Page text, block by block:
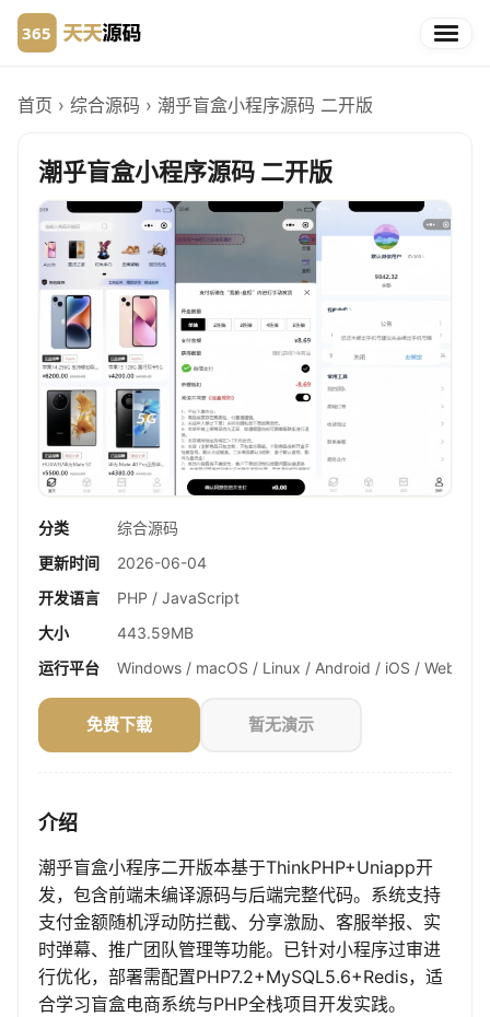
首页 › 综合源码 › 潮乎盲盒小程序源码 二开版
潮乎盲盒小程序源码 二开版
分类
综合源码
更新时间
2026-06-04
开发语言
PHP / JavaScript
大小
443.59MB
运行平台
Windows / macOS / Linux / Android / iOS / Web
免费下载 暂无演示
介绍
潮乎盲盒小程序二开版本基于ThinkPHP+Uniapp开
发，包含前端未编译源码与后端完整代码。系统支持
支付金额随机浮动防拦截、分享激励、客服举报、实
时弹幕、推广团队管理等功能。已针对小程序过审进
行优化，部署需配置PHP7.2+MySQL5.6+Redis，适
合学习盲盒电商系统与PHP全栈项目开发实践。